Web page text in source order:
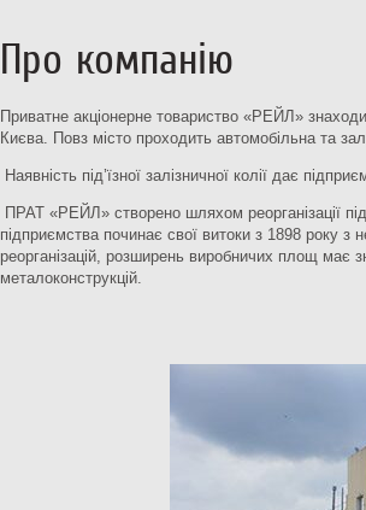
Про компанію
Приватне акціонерне товариство «РЕЙЛ»
Києва. Повз місто проходить автомобільна та
Наявність під’їзної залізничної колії дає
ПРАТ «РЕЙЛ» створено шляхом реорганізації
підприємства починає свої витоки з 1898 року з
реорганізацій, розширень виробничих площ має
металоконструкцій.